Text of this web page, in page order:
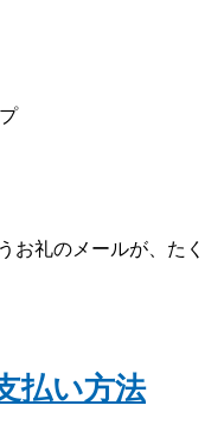
お礼のメールが、たく
払い方法